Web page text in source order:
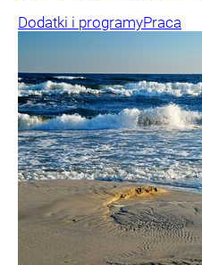
Dodatki i programyPraca